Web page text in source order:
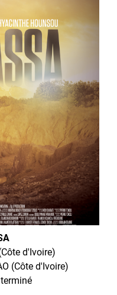
d'Ivoire)
(Côte d'Ivoire)